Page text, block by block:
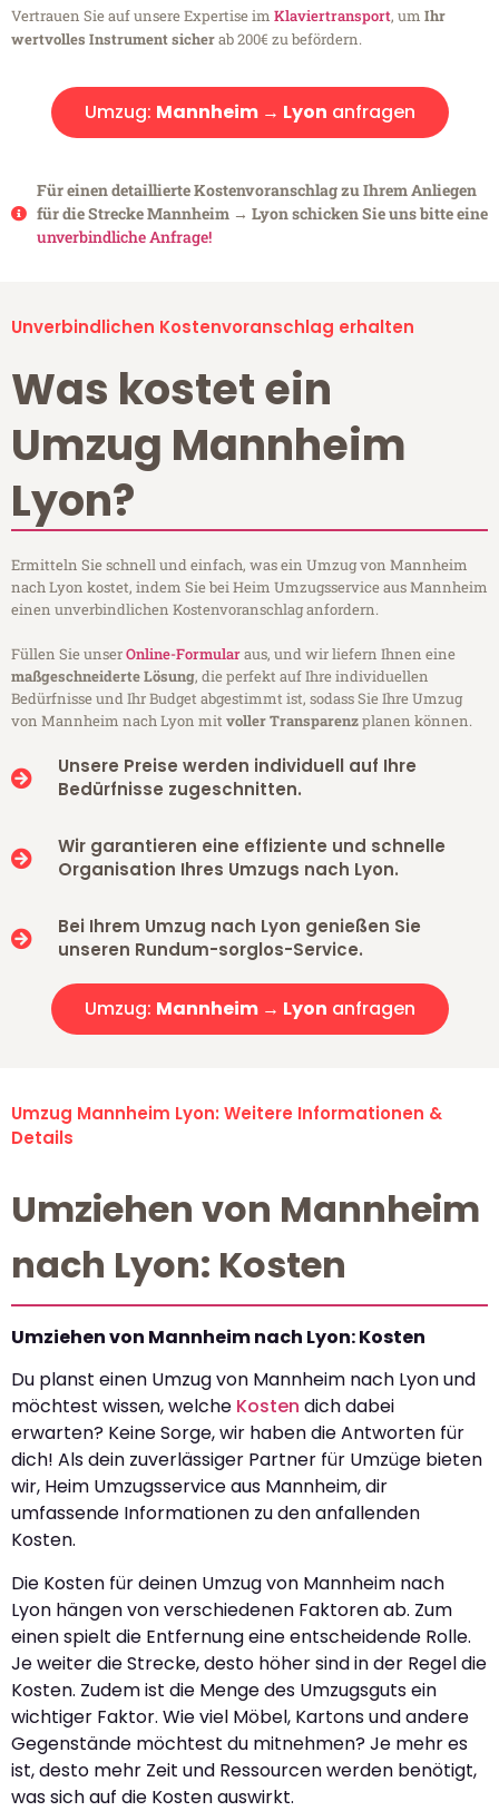
Vertrauen Sie auf unsere Expertise im Klaviertransport, um Ihr
wertvolles Instrument sicherab 200€ zu befördern.
Umzug: Mannheim → Lyon anfragen
Für einen detaillierte Kostenvoranschlag zu Ihrem Anliegen
für die Strecke Mannheim → Lyon schicken Sie uns bitte eine
unverbindliche Anfrage!
Unverbindlichen Kostenvoranschlag erhalten
Was kostet ein
Umzug Mannheim
Lyon?
Ermitteln Sie schnell und einfach, was ein Umzug von Mannheim
nach Lyon kostet, indem Sie bei Heim Umzugsservice aus Mannheim
einen unverbindlichen Kostenvoranschlag anfordern.
Füllen Sie unserOnline-Formularaus, und wir liefern Ihnen eine
maßgeschneiderte Lösung, die perfekt auf Ihre individuellen
Bedürfnisse und Ihr Budget abgestimmt ist, sodass Sie Ihre Umzug
von Mannheim nach Lyon mitvoller Transparenzplanen können.
Unsere Preise werden individuell auf Ihre
Bedürfnisse zugeschnitten.
Wir garantieren eine effiziente und schnelle
Organisation Ihres Umzugs nach Lyon.
Bei Ihrem Umzug nach Lyon genießen Sie
unseren Rundum-sorglos-Service.
Umzug: Mannheim → Lyon anfragen
Umzug Mannheim Lyon: Weitere Informationen &
Details
Umziehen von Mannheim
nach Lyon: Kosten
Umziehen von Mannheim nach Lyon: Kosten
Du planst einen Umzug von Mannheim nach Lyon und
möchtest wissen, welche Kosten dich dabei
erwarten? Keine Sorge, wir haben die Antworten für
dich! Als dein zuverlässiger Partner für Umzüge bieten
wir, Heim Umzugsservice aus Mannheim, dir
umfassende Informationen zu den anfallenden
Kosten.
Die Kosten für deinen Umzug von Mannheim nach
Lyon hängen von verschiedenen Faktoren ab. Zum
einen spielt die Entfernung eine entscheidende Rolle.
Je weiter die Strecke, desto höher sind in der Regel die
Kosten. Zudem ist die Menge des Umzugsguts ein
wichtiger Faktor. Wie viel Möbel, Kartons und andere
Gegenstände möchtest du mitnehmen? Je mehr es
ist, desto mehr Zeit und Ressourcen werden benötigt,
was sich auf die Kosten auswirkt.